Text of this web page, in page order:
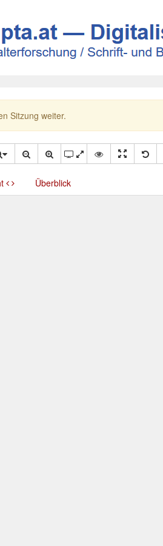
Sitzung weiter.
Überblick